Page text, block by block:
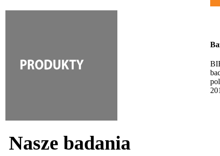
Nasze badania